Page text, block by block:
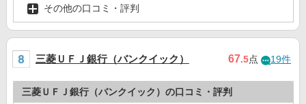
その他の口コミ・評判
三菱ＵＦＪ銀行（バンクイック） 67.5点 19件
三菱ＵＦＪ銀行（バンクイック）の口コミ・評判